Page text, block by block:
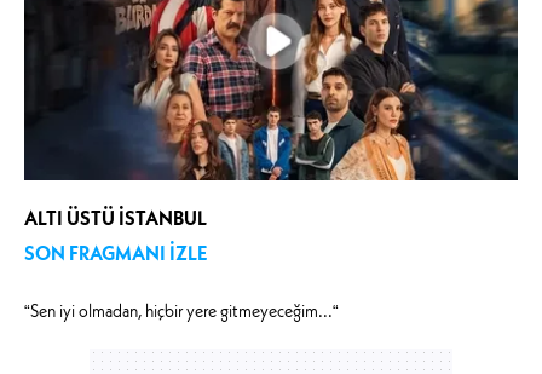
ALTI ÜSTÜ İSTANBUL
SON FRAGMANI İZLE
“Sen iyi olmadan, hiçbir yere gitmeyeceğim...“